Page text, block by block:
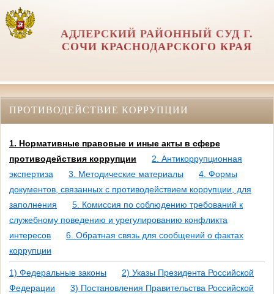
АДЛЕРСКИЙ РАЙОННЫЙ СУД Г.
СОЧИ КРАСНОДАРСКОГО КРАЯ
ПРОТИВОДЕЙСТВИЕ КОРРУПЦИИ
1. Нормативные правовые и иные акты в сфере
противодействия коррупции
2. Антикоррупционная
экспертиза
3. Методические материалы
4. Формы
документов, связанных с противодействием коррупции, для
заполнения
5. Комиссия по соблюдению требований к
служебному поведению и урегулированию конфликта
интересов
6. Обратная связь для сообщений о фактах
коррупции
1) Федеральные законы
2) Указы Президента Российской
Федерации
3) Постановления Правительства Российской